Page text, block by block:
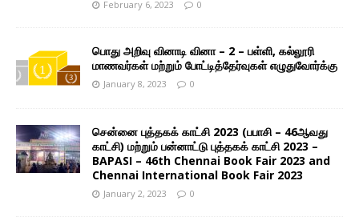
February 6, 2023 0
பொது அறிவு வினாடி வினா – 2 – பள்ளி, கல்லூரி
மாணவர்கள் மற்றும் போட்டித்தேர்வுகள் எழுதுவோர்க்கு
January 8, 2023 0
சென்னை புத்தகக் காட்சி 2023 (பபாசி – 46ஆவது
காட்சி) மற்றும் பன்னாட்டு புத்தகக் காட்சி 2023 –
BAPASI – 46th Chennai Book Fair 2023 and
Chennai International Book Fair 2023
January 2, 2023 0